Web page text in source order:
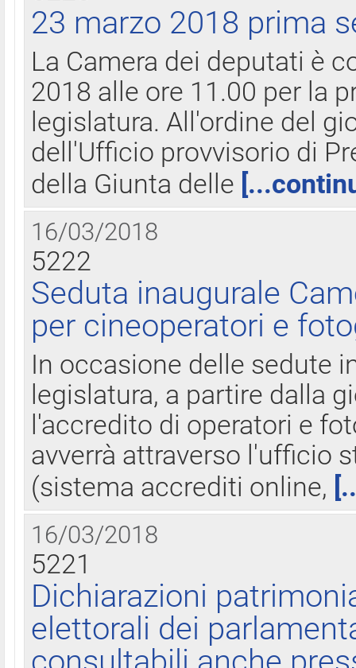
23 marzo 2018 prima
La Camera dei deputati è
2018 alle ore 11.00 per la
legislatura. All'ordine del
dell'Ufficio provvisorio di
della Giunta delle
16/03/2018
5222
Seduta inaugurale
per cineoperatori e
In occasione delle sedute
legislatura, a partire dalla
l'accredito di operatori e
avverrà attraverso l'ufficio
(sistema accrediti online,
16/03/2018
5221
Dichiarazioni
elettorali dei